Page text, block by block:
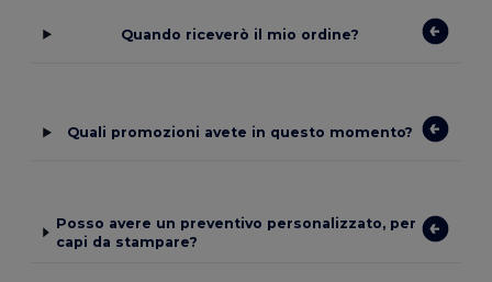
Quando riceverò il mio ordine?
Quali promozioni avete in questo momento?
Posso avere un preventivo personalizzato, per
capi da stampare?